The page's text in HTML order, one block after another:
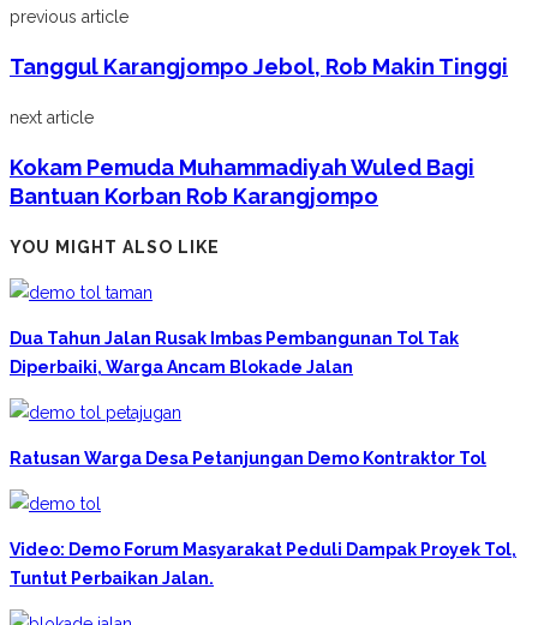
previous article
Tanggul Karangjompo Jebol, Rob Makin Tinggi
next article
Kokam Pemuda Muhammadiyah Wuled Bagi
Bantuan Korban Rob Karangjompo
YOU MIGHT ALSO LIKE
Dua Tahun Jalan Rusak Imbas Pembangunan Tol Tak
Diperbaiki, Warga Ancam Blokade Jalan
Ratusan Warga Desa Petanjungan Demo Kontraktor Tol
Video: Demo Forum Masyarakat Peduli Dampak Proyek Tol,
Tuntut Perbaikan Jalan.